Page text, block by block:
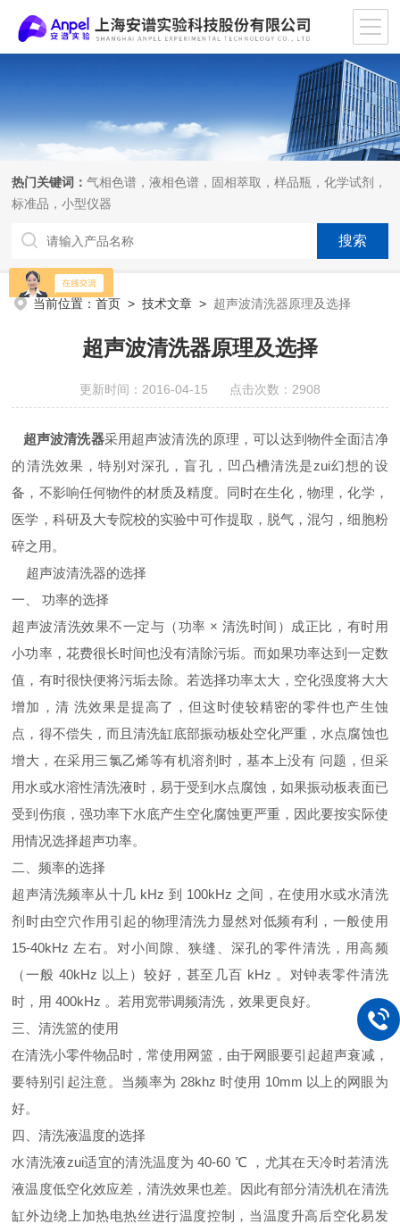
热门关键词：气相色谱，液相色谱，固相萃取，样品瓶，化学试剂，
标准品，小型仪器
当前位置：首页 >技术文章 > 超声波清洗器原理及选择
超声波清洗器原理及选择
更新时间：2016-04-15 点击次数：2908
超声波清洗器采用超声波清洗的原理，可以达到物件全面洁净
的清洗效果，特别对深孔，盲孔，凹凸槽清洗是zui幻想的设
备，不影响任何物件的材质及精度。同时在生化，物理，化学，
医学，科研及大专院校的实验中可作提取，脱气，混匀，细胞粉
碎之用。
超声波清洗器的选择
一、 功率的选择
超声波清洗效果不一定与（功率 × 清洗时间）成正比，有时用
小功率，花费很长时间也没有清除污垢。而如果功率达到一定数
值，有时很快便将污垢去除。若选择功率太大，空化强度将大大
增加，清 洗效果是提高了，但这时使较精密的零件也产生蚀
点，得不偿失，而且清洗缸底部振动板处空化严重，水点腐蚀也
增大，在采用三氯乙烯等有机溶剂时，基本上没有 问题，但采
用水或水溶性清洗液时，易于受到水点腐蚀，如果振动板表面已
受到伤痕，强功率下水底产生空化腐蚀更严重，因此要按实际使
用情况选择超声功率。
二、频率的选择
超声清洗频率从十几 kHz 到 100kHz 之间，在使用水或水清洗
剂时由空穴作用引起的物理清洗力显然对低频有利，一般使用
15-40kHz 左右。对小间隙、狭缝、深孔的零件清洗，用高频
（一般 40kHz 以上）较好，甚至几百 kHz 。对钟表零件清洗
时，用 400kHz 。若用宽带调频清洗，效果更良好。
三、清洗篮的使用
在清洗小零件物品时，常使用网篮，由于网眼要引起超声衰减，
要特别引起注意。当频率为 28khz 时使用 10mm 以上的网眼为
好。
四、清洗液温度的选择
水清洗液zui适宜的清洗温度为 40-60 ℃ ，尤其在天冷时若清洗
液温度低空化效应差，清洗效果也差。因此有部分清洗机在清洗
缸外边绕上加热电热丝进行温度控制，当温度升高后空化易发